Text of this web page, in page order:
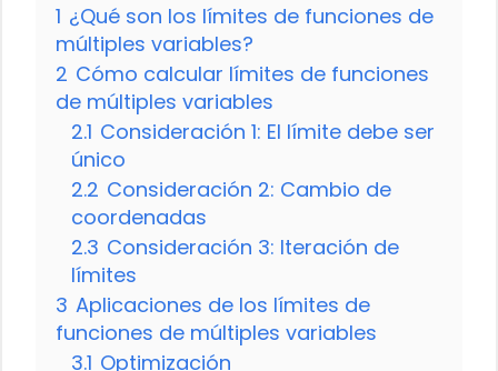
1 ¿Qué son los límites de funciones de
múltiples variables?
2 Cómo calcular límites de funciones
de múltiples variables
2.1 Consideración 1: El límite debe ser
único
2.2 Consideración 2: Cambio de
coordenadas
2.3 Consideración 3: Iteración de
límites
3 Aplicaciones de los límites de
funciones de múltiples variables
3.1 Optimización